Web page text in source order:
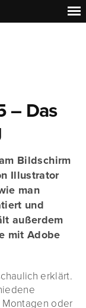
– Das
Bildschirm
Illustrator
man
und
außerdem
mit Adobe
erklärt.
oder